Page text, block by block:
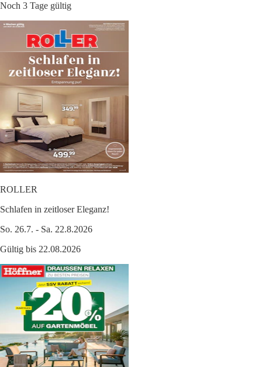
Noch 3 Tage gültig
ROLLER
Schlafen in zeitloser Eleganz!
So. 26.7. - Sa. 22.8.2026
Gültig bis 22.08.2026